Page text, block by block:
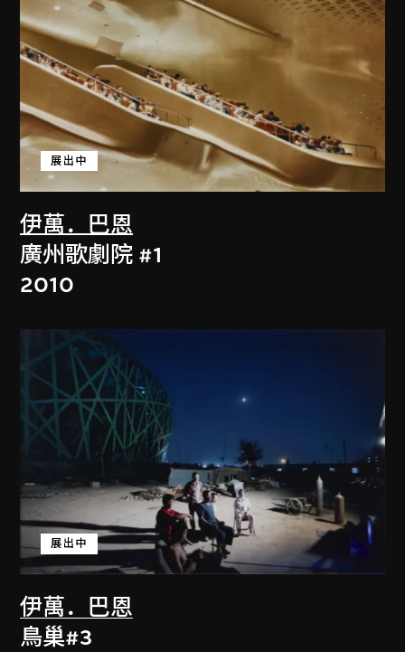
伊萬．巴恩
展出中
廣州歌劇院 #1
2010
伊萬．巴恩
展出中
鳥巢#3